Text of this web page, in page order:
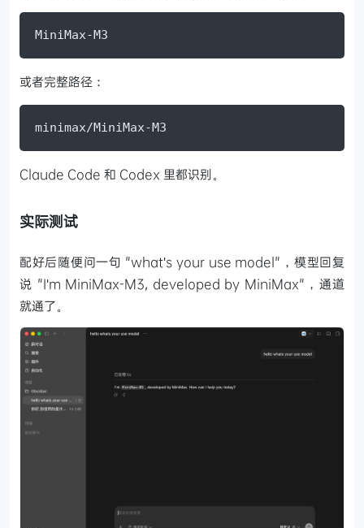
MiniMax-M3
或者完整路径：
minimax/MiniMax-M3
Claude Code 和 Codex 里都识别。
实际测试
配好后随便问一句 "what's your use model"，模型回复
说 "I'm MiniMax-M3, developed by MiniMax"，通道
就通了。